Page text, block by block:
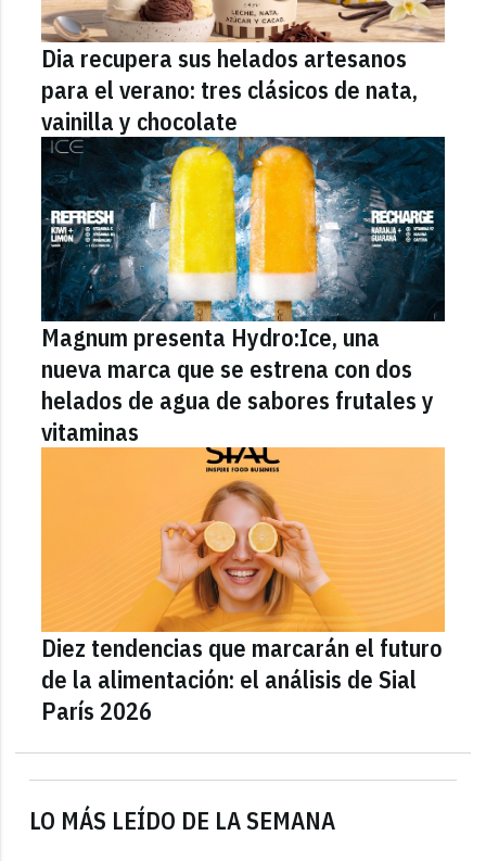
LO MÁS LEÍDO DE LA SEMANA
Dia recupera sus helados artesanos
para el verano: tres clásicos de nata,
vainilla y chocolate
Magnum presenta Hydro:Ice, una
nueva marca que se estrena con dos
helados de agua de sabores frutales y
vitaminas
Diez tendencias que marcarán el futuro
de la alimentación: el análisis de Sial
París 2026